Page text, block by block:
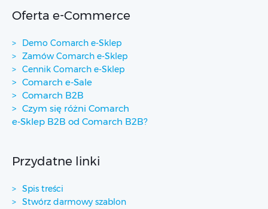
Oferta e-Commerce
Demo Comarch e-Sklep
Zamów Comarch e-Sklep
Cennik Comarch e-Sklep
Comarch e-Sale
Comarch B2B
Czym się różni Comarch
e-Sklep B2B od Comarch B2B?
Przydatne linki
Spis treści
Stwórz darmowy szablon